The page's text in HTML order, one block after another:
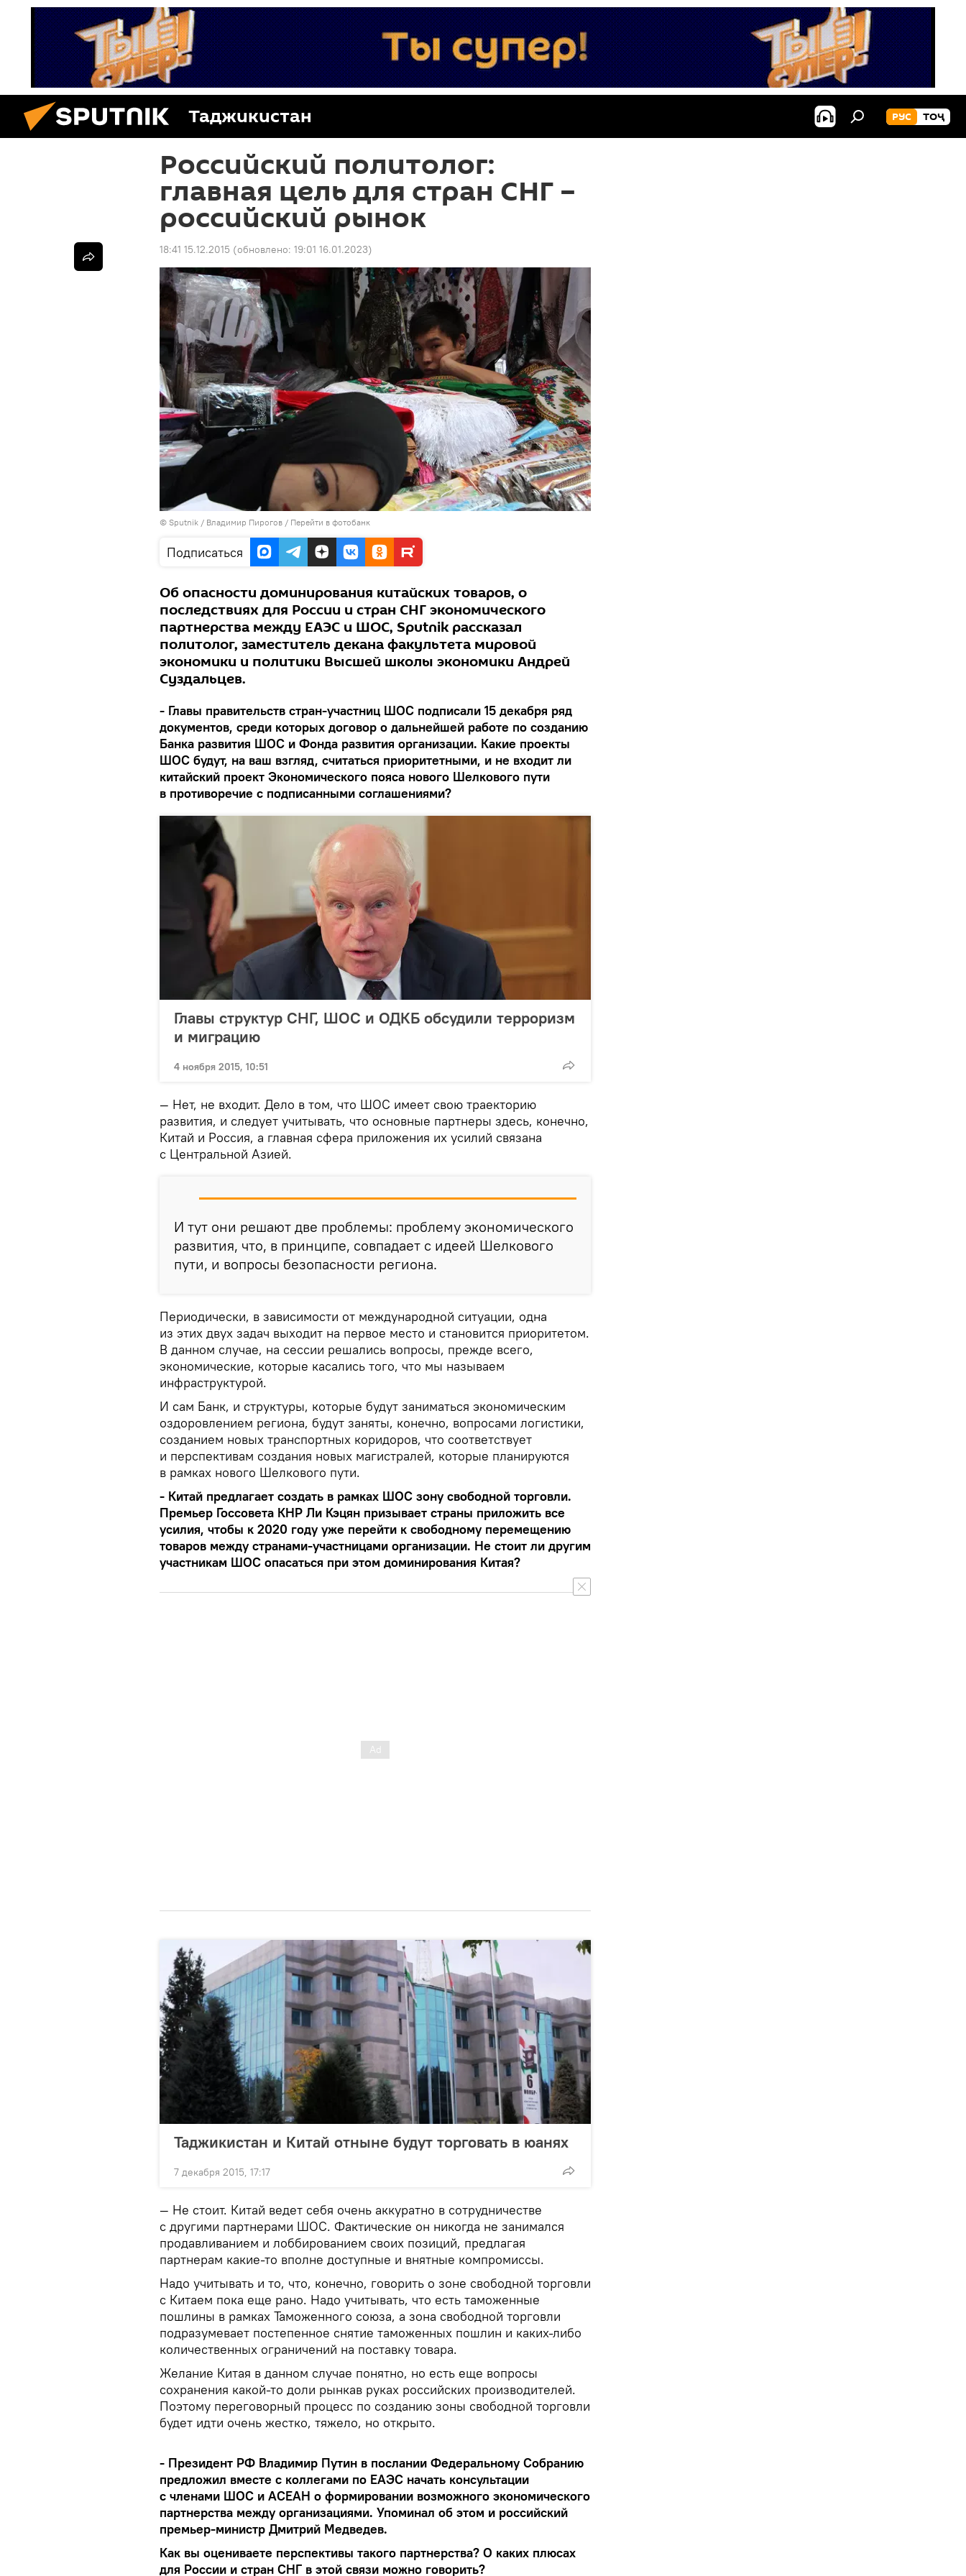
Таджикистан РУС ТОҶ
Российский политолог:
главная цель для стран СНГ –
российский рынок
18:41 15.12.2015 (обновлено: 19:01 16.01.2023)
© Sputnik / Владимир Пирогов / Перейти в фотобанк
Подписаться
Об опасности доминирования китайских товаров, о
последствиях для России и стран СНГ экономического
партнерства между ЕАЭС и ШОС, Sputnik рассказал
политолог, заместитель декана факультета мировой
экономики и политики Высшей школы экономики Андрей
Суздальцев.
- Главы правительств стран-участниц ШОС подписали 15 декабря ряд
документов, среди которых договор о дальнейшей работе по созданию
Банка развития ШОС и Фонда развития организации. Какие проекты
ШОС будут, на ваш взгляд, считаться приоритетными, и не входит ли
китайский проект Экономического пояса нового Шелкового пути
в противоречие с подписанными соглашениями?
Главы структур СНГ, ШОС и ОДКБ обсудили терроризм
и миграцию
4 ноября 2015, 10:51
— Нет, не входит. Дело в том, что ШОС имеет свою траекторию
развития, и следует учитывать, что основные партнеры здесь, конечно,
Китай и Россия, а главная сфера приложения их усилий связана
с Центральной Азией.
И тут они решают две проблемы: проблему экономического
развития, что, в принципе, совпадает с идеей Шелкового
пути, и вопросы безопасности региона.
Периодически, в зависимости от международной ситуации, одна
из этих двух задач выходит на первое место и становится приоритетом.
В данном случае, на сессии решались вопросы, прежде всего,
экономические, которые касались того, что мы называем
инфраструктурой.
И сам Банк, и структуры, которые будут заниматься экономическим
оздоровлением региона, будут заняты, конечно, вопросами логистики,
созданием новых транспортных коридоров, что соответствует
и перспективам создания новых магистралей, которые планируются
в рамках нового Шелкового пути.
- Китай предлагает создать в рамках ШОС зону свободной торговли.
Премьер Госсовета КНР Ли Кэцян призывает страны приложить все
усилия, чтобы к 2020 году уже перейти к свободному перемещению
товаров между странами-участницами организации. Не стоит ли другим
участникам ШОС опасаться при этом доминирования Китая?
Таджикистан и Китай отныне будут торговать в юанях
7 декабря 2015, 17:17
— Не стоит. Китай ведет себя очень аккуратно в сотрудничестве
с другими партнерами ШОС. Фактические он никогда не занимался
продавливанием и лоббированием своих позиций, предлагая
партнерам какие-то вполне доступные и внятные компромиссы.
Надо учитывать и то, что, конечно, говорить о зоне свободной торговли
с Китаем пока еще рано. Надо учитывать, что есть таможенные
пошлины в рамках Таможенного союза, а зона свободной торговли
подразумевает постепенное снятие таможенных пошлин и каких-либо
количественных ограничений на поставку товара.
Желание Китая в данном случае понятно, но есть еще вопросы
сохранения какой-то доли рынкав руках российских производителей.
Поэтому переговорный процесс по созданию зоны свободной торговли
будет идти очень жестко, тяжело, но открыто.
- Президент РФ Владимир Путин в послании Федеральному Собранию
предложил вместе с коллегами по ЕАЭС начать консультации
с членами ШОС и АСЕАН о формировании возможного экономического
партнерства между организациями. Упоминал об этом и российский
премьер-министр Дмитрий Медведев.
Как вы оцениваете перспективы такого партнерства? О каких плюсах
для России и стран СНГ в этой связи можно говорить?